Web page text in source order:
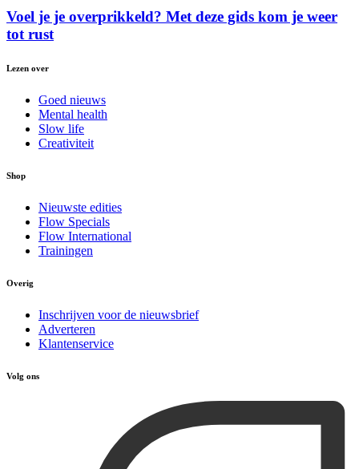
Voel je je overprikkeld? Met deze gids kom je weer
tot rust
Lezen over
Goed nieuws
Mental health
Slow life
Creativiteit
Shop
Nieuwste edities
Flow Specials
Flow International
Trainingen
Overig
Inschrijven voor de nieuwsbrief
Adverteren
Klantenservice
Volg ons